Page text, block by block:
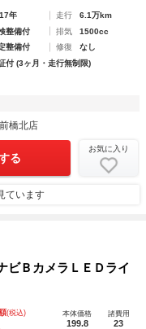
年 走行
6.1万km
整備付 排気
1500cc
整備付 修復
なし
付 (3ヶ月・走行無制限)
橋北店
る
お気に入り
ています
ＢカメラＬＥＤライ
(税込) 本体価格
199.8
諸費用
23